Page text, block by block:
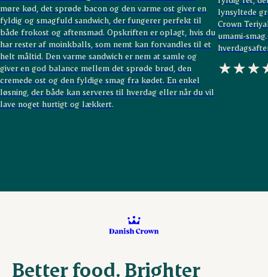
møre kød, det sprøde bacon og den varme ost giver en
fyldig og smagfuld sandwich, der fungerer perfekt til
både frokost og aftensmad. Opskriften er oplagt, hvis du
har rester af moinkballs, som nemt kan forvandles til et
helt måltid. Den varme sandwich er nem at samle og
giver en god balance mellem det sprøde brød, den
cremede ost og den fyldige smag fra kødet. En enkel
løsning, der både kan serveres til hverdag eller når du vil
lave noget hurtigt og lækkert.
lynsyltede
Crown
umami-
Better food. Brighter